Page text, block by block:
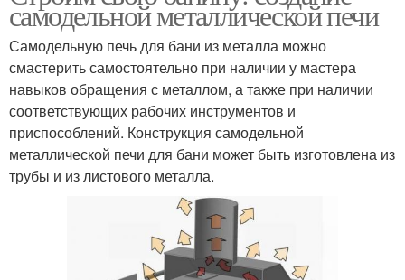
самодельной металлической печи
Самодельную печь для бани из металла можно
смастерить самостоятельно при наличии у мастера
навыков обращения с металлом, а также при наличии
соответствующих рабочих инструментов и
приспособлений. Конструкция самодельной
металлической печи для бани может быть изготовлена из
трубы и из листового металла.